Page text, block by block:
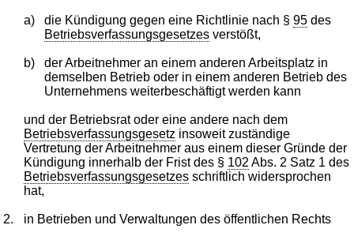
a) die Kündigung gegen eine Richtlinie nach § 95des
Betriebsverfassungsgesetzesverstößt,
b)
der Arbeitnehmer an einem anderen Arbeitsplatz in
demselben Betrieb oder in einem anderen Betrieb des
Unternehmens weiterbeschäftigt werden kann
und der Betriebsrat oder eine andere nach dem
Betriebsverfassungsgesetz insoweit zuständige
Vertretung der Arbeitnehmer aus einem dieser Gründe der
Kündigung innerhalb der Frist des § 102 Abs. 2 Satz 1 des
Betriebsverfassungsgesetzes schriftlich widersprochen
hat,
2. in Betrieben und Verwaltungen des öffentlichen Rechts